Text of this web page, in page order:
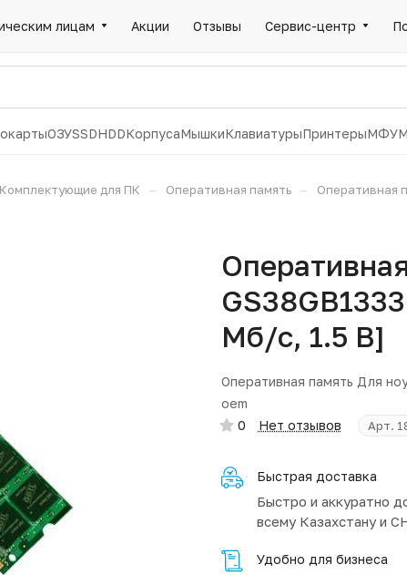
лицам Акции Отзывы Сервис-центр
ОЗУSSDHDDКорпусаМышкиКлавиатурыПринтерыМФУ
Комплектующие для ПК – Оперативная память – Оперативная
Мб/с, 1.5 В]
Оперативная память Для
oem
0
Нет отзывов Арт.
Быстрая доставка
Быстро и аккуратно
всему Казахстану и
Удобно для бизнеса